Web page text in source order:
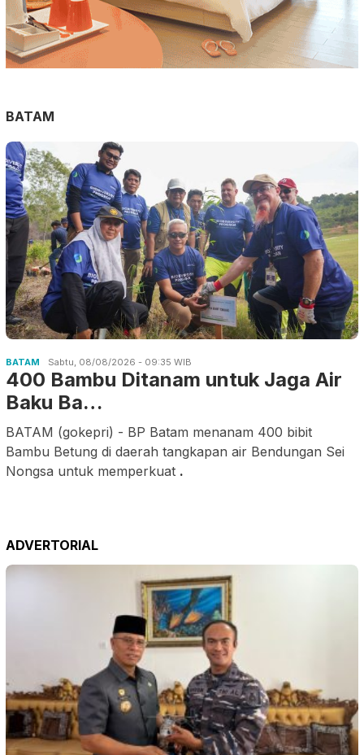
BATAM
BATAM Sabtu, 08/08/2026 - 09:35 WIB
400 Bambu Ditanam untuk Jaga Air
Baku Ba…
BATAM (gokepri) - BP Batam menanam 400 bibit
Bambu Betung di daerah tangkapan air Bendungan Sei
Nongsa untuk memperkuat .
ADVERTORIAL